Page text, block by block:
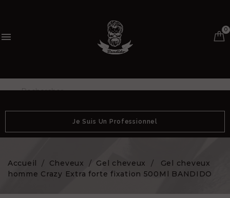

0
Je Suis Un Professionnel
Accueil Cheveux Gel cheveux
Gel cheveux
homme Crazy Extra forte fixation 500Ml BANDIDO